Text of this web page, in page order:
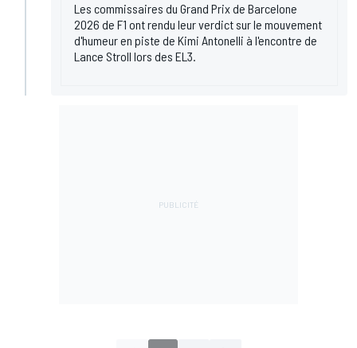
Les commissaires du Grand Prix de Barcelone
2026 de F1 ont rendu leur verdict sur le mouvement
d'humeur en piste de Kimi Antonelli à l'encontre de
Lance Stroll lors des EL3.